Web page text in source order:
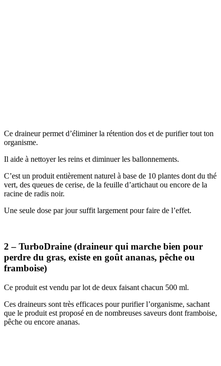
Ce draineur permet d’éliminer la rétention dos et de purifier tout ton
organisme.
Il aide à nettoyer les reins et diminuer les ballonnements.
C’est un produit entièrement naturel à base de 10 plantes dont du thé
vert, des queues de cerise, de la feuille d’artichaut ou encore de la
racine de radis noir.
Une seule dose par jour suffit largement pour faire de l’effet.
2 – TurboDraine (draineur qui marche bien pour
perdre du gras, existe en goût ananas, pêche ou
framboise)
Ce produit est vendu par lot de deux faisant chacun 500 ml.
Ces draineurs sont très efficaces pour purifier l’organisme, sachant
que le produit est proposé en de nombreuses saveurs dont framboise,
pêche ou encore ananas.